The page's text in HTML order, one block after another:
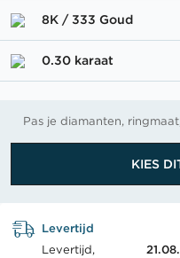
8K / 333 Goud
0.30 karaat
Pas je diamanten,
KIES
Levertijd
Levertijd,